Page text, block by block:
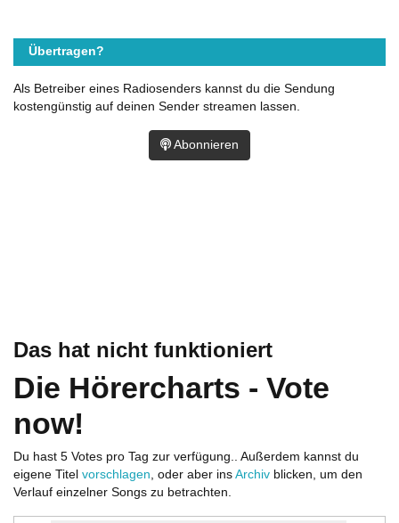
Das hat nicht funktioniert
Die Hörercharts - Vote
now!
Du hast 5 Votes pro Tag zur verfügung.. Außerdem kannst du
eigene Titel vorschlagen, oder aber ins Archiv blicken, um den
Verlauf einzelner Songs zu betrachten.
Übertragen?
Als Betreiber eines Radiosenders kannst du die Sendung
kostengünstig auf deinen Sender streamen lassen.
Abonnieren